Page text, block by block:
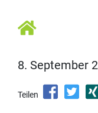
8. September
Teilen